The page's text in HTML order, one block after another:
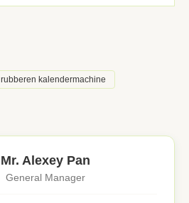
rubberen kalendermachine
Mr. Alexey Pan
General Manager